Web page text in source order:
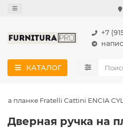
+7
КАТАЛОГ
на планке Fratelli Cattini ENCIA
Дверная ручка на